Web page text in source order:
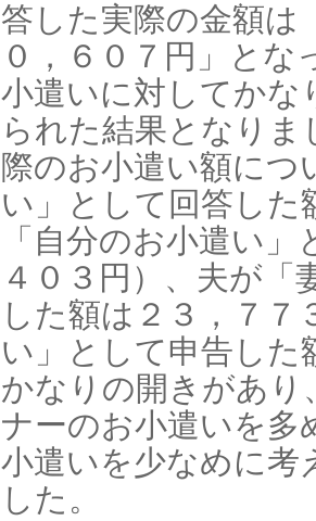
答した実際の金額は
０，６０７円」とな
小遣いに対してかな
られた結果となり
際のお小遣い額につ
い」として回答した
「自分のお小遣い
４０３円）、夫が「
した額は２３，７７
い」として申告した
かなりの開きがあり
ナーのお小遣いを多
小遣いを少なめに考
した。